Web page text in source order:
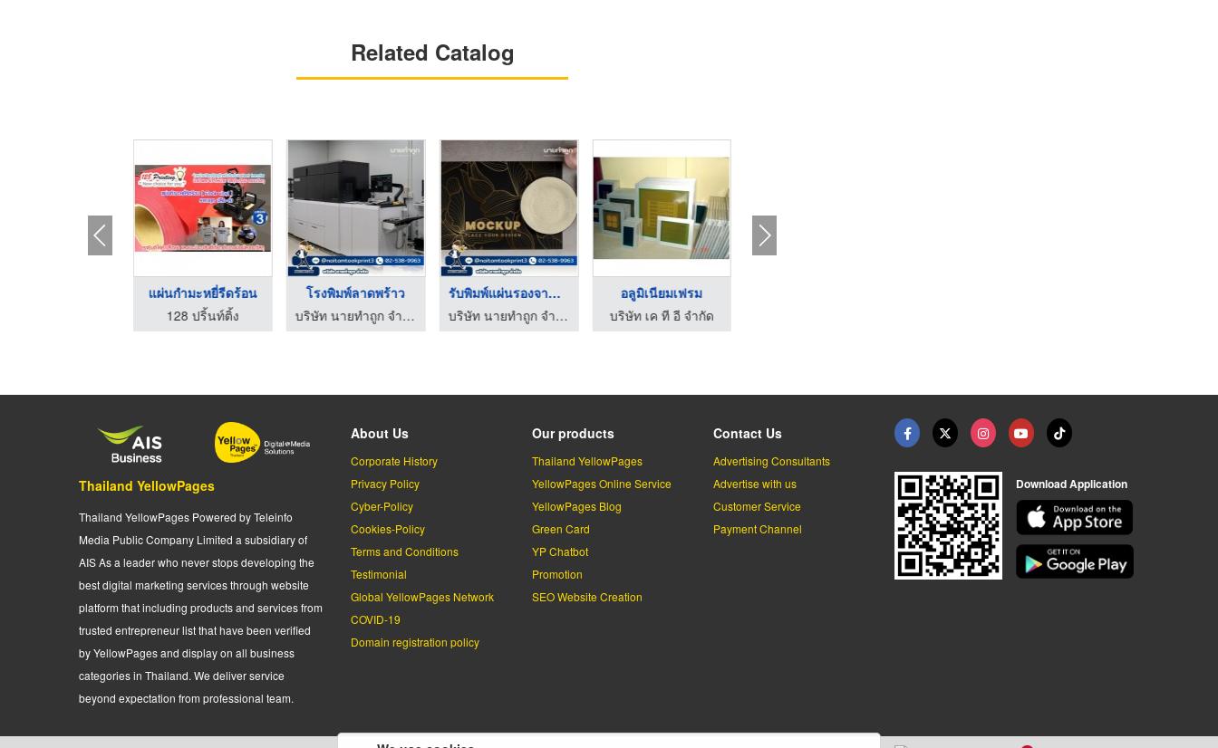
Related Catalog
แผ่นกำมะหยี่รีดร้อน
128 ปริ้นท์ติ้ง
โรงพิมพ์ลาดพร้าว
บริษัท นายทำถูก จำกัด
รับพิมพ์แผ่นรองจาน ใ ...
บริษัท นายทำถูก จำกัด
อลูมิเนียมเฟรม
บริษัท เค ที อี จำกัด
Thailand YellowPages
Thailand YellowPages Powered by Teleinfo
Media Public Company Limited a subsidiary of
AIS As a leader who never stops developing the
best digital marketing services through website
platform that including products and services from
trusted entrepreneur list that have been verified
by YellowPages and display on all business
categories in Thailand. We deliver service
beyond expectation from professional team.
About Us
Corporate History
Privacy Policy
Cyber-Policy
Cookies-Policy
Terms and Conditions
Testimonial
Global YellowPages Network
COVID-19
Domain registration policy
Our products
Thailand YellowPages
YellowPages Online Service
YellowPages Blog
Green Card
YP Chatbot
Promotion
SEO Website Creation
Contact Us
Advertising Consultants
Advertise with us
Customer Service
Payment Channel
Download Application